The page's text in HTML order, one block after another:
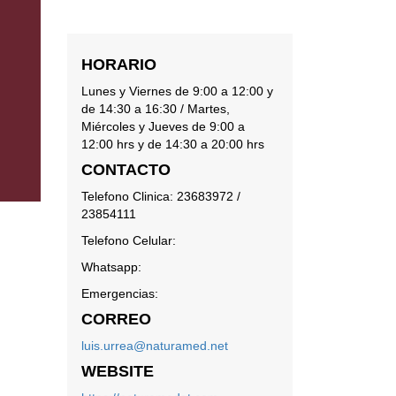
HORARIO
Lunes y Viernes de 9:00 a 12:00 y
de 14:30 a 16:30 / Martes,
Miércoles y Jueves de 9:00 a
12:00 hrs y de 14:30 a 20:00 hrs
CONTACTO
Telefono Clinica: 23683972 /
23854111
Telefono Celular:
Whatsapp:
Emergencias:
CORREO
luis.urrea@naturamed.net
WEBSITE